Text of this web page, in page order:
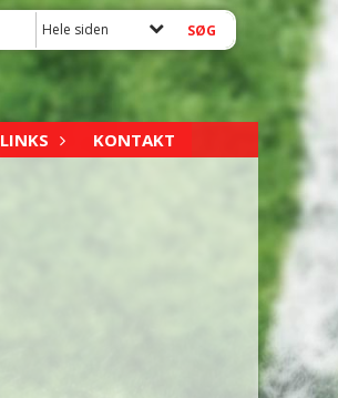
Hele siden
LINKS KONTAKT